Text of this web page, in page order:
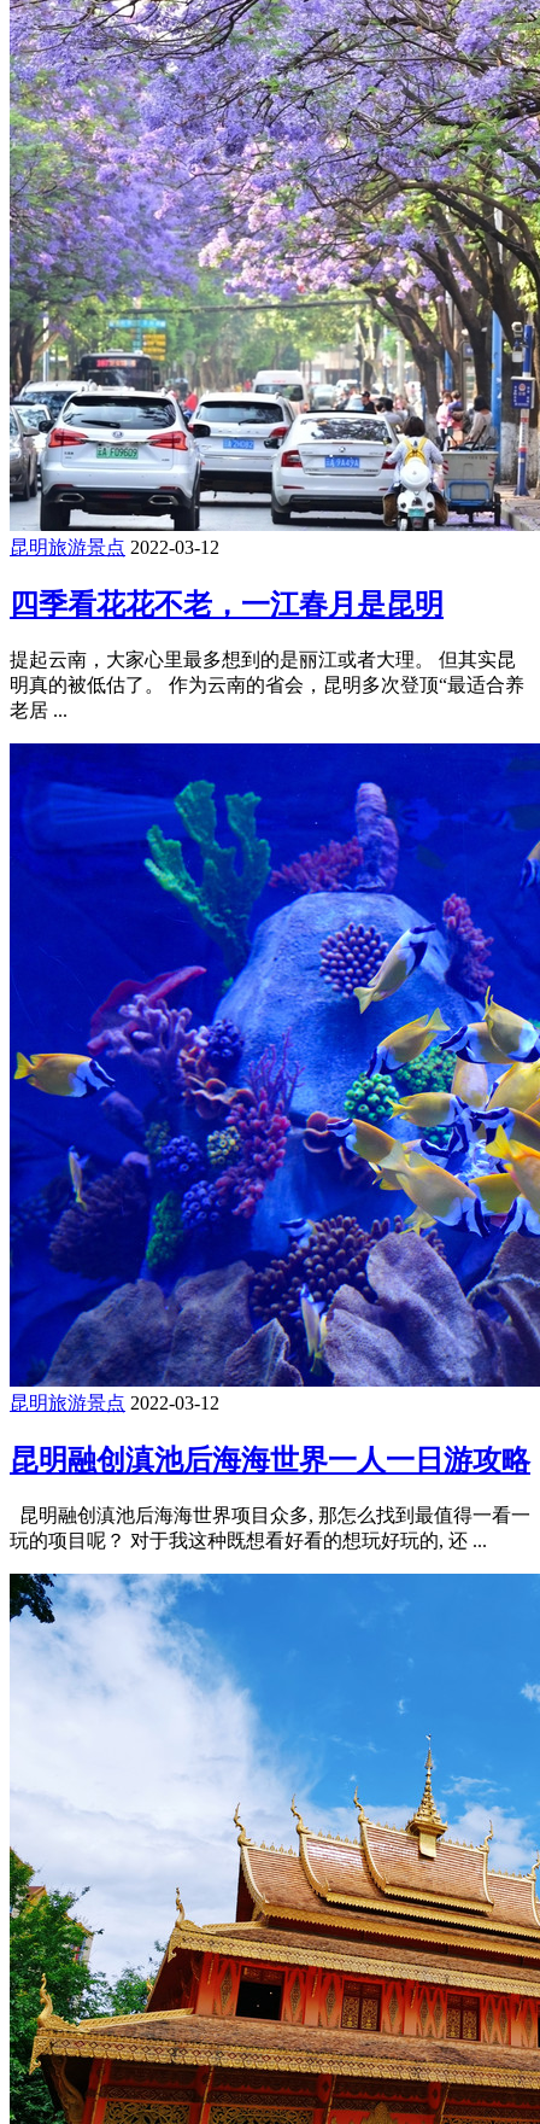
昆明旅游景点 2022-03-12
四季看花花不老，一江春月是昆明
提起云南，大家心里最多想到的是丽江或者大理。 但其实昆
明真的被低估了。 作为云南的省会，昆明多次登顶“最适合养
老居 ...
昆明旅游景点 2022-03-12
昆明融创滇池后海海世界一人一日游攻略
昆明融创滇池后海海世界项目众多, 那怎么找到最值得一看一
玩的项目呢？ 对于我这种既想看好看的想玩好玩的, 还 ...